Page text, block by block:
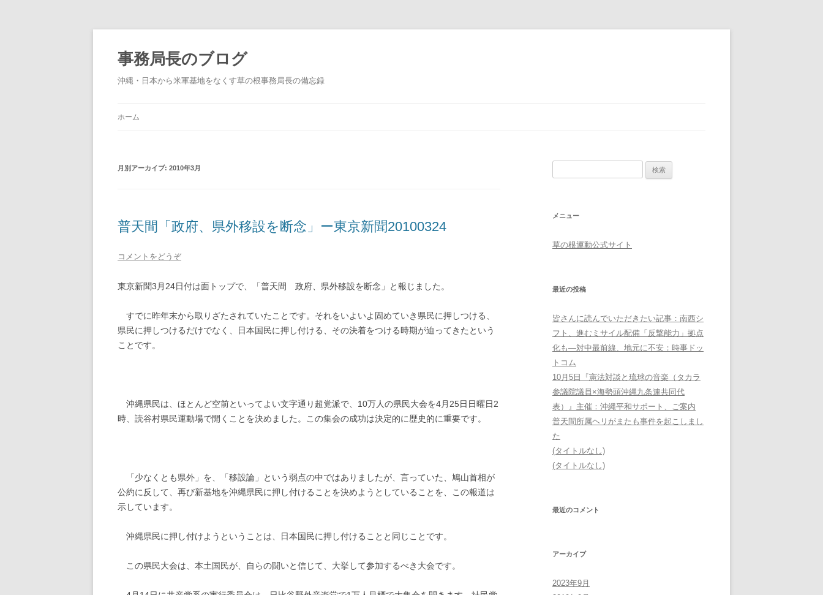
事務局長のブログ
沖縄・日本から米軍基地をなくす草の根事務局長の備忘録
ホーム
月別アーカイブ: 2010年3月
普天間「政府、県外移設を断念」ー東京新聞20100324
コメントをどうぞ
東京新聞3月24日付は面トップで、「普天間 政府、県外移設を断念」と報じました。
すでに昨年末から取りざたされていたことです。それをいよいよ固めていき県民に押しつける、
県民に押しつけるだけでなく、日本国民に押し付ける、その決着をつける時期が迫ってきたという
ことです。
沖縄県民は、ほとんど空前といってよい文字通り超党派で、10万人の県民大会を4月25日日曜日2
時、読谷村県民運動場で開くことを決めました。この集会の成功は決定的に歴史的に重要です。
「少なくとも県外」を、「移設論」という弱点の中ではありましたが、言っていた、鳩山首相が
公約に反して、再び新基地を沖縄県民に押し付けることを決めようとしていることを、この報道は
示しています。
沖縄県民に押し付けようということは、日本国民に押し付けることと同じことです。
この県民大会は、本土国民が、自らの闘いと信じて、大挙して参加するべき大会です。
メニュー
草の根運動公式サイト
最近の投稿
皆さんに読んでいただきたい記事：南西シ
フト、進むミサイル配備「反撃能力」拠点
化も―対中最前線、地元に不安：時事ドッ
トコム
10月5日『憲法対談と琉球の音楽（タカラ
参議院議員×海勢頭沖縄九条連共同代
表）』主催：沖縄平和サポート、ご案内
普天間所属ヘリがまたも事件を起こしまし
た
(タイトルなし)
(タイトルなし)
最近のコメント
アーカイブ
2023年9月